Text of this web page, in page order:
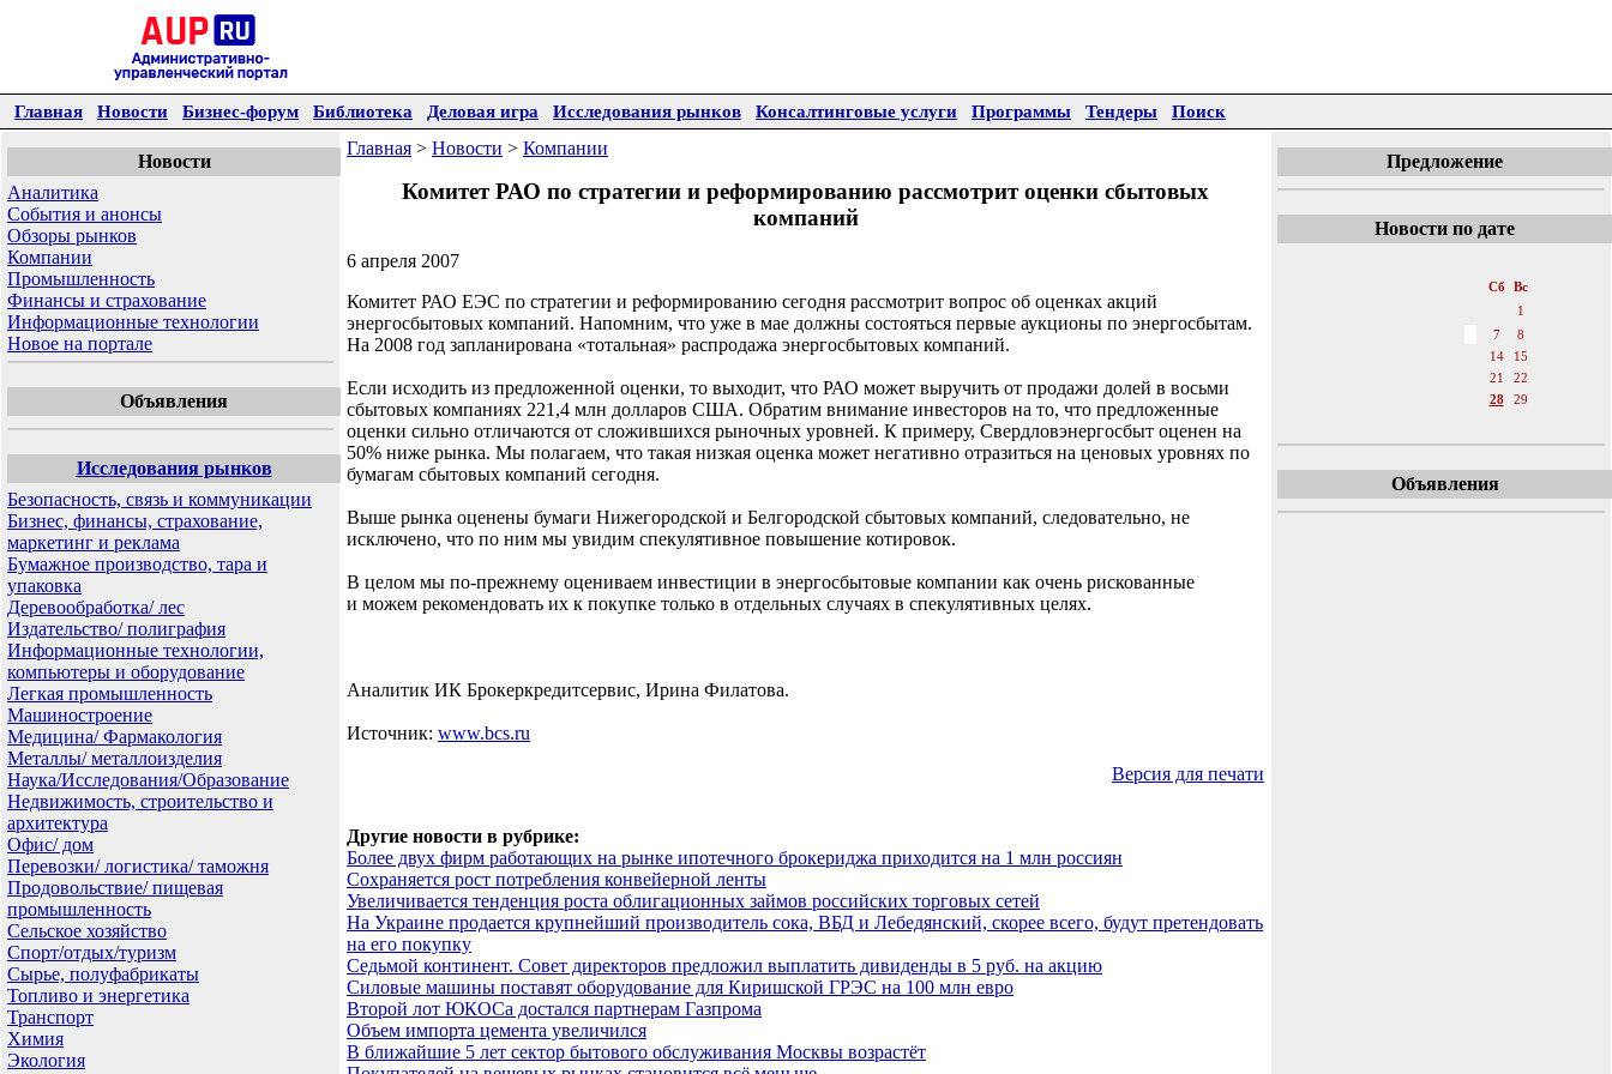
Главная Новости Бизнес-форум Библиотека Деловая игра Исследования рынков Консалтинговые услуги Программы Тендеры Поиск
Новости
Аналитика
События и анонсы
Обзоры рынков
Компании
Промышленность
Финансы и страхование
Информационные технологии
Новое на портале
Объявления
Исследования рынков
Безопасность, связь и коммуникации
Бизнес, финансы, страхование,
маркетинг и реклама
Бумажное производство, тара и
упаковка
Деревообработка/ лес
Издательство/ полиграфия
Информационные технологии,
компьютеры и оборудование
Легкая промышленность
Машиностроение
Медицина/ Фармакология
Металлы/ металлоизделия
Наука/Исследования/Образование
Недвижимость, строительство и
архитектура
Офис/ дом
Перевозки/ логистика/ таможня
Продовольствие/ пищевая
промышленность
Сельское хозяйство
Спорт/отдых/туризм
Сырье, полуфабрикаты
Топливо и энергетика
Транспорт
Химия
Экология
Главная > Новости > Компании
Комитет РАО по стратегии и реформированию рассмотрит оценки сбытовых
компаний
6 апреля 2007
Комитет РАО ЕЭС по стратегии и реформированию сегодня рассмотрит вопрос об оценках акций
энергосбытовых компаний. Напомним, что уже в мае должны состояться первые аукционы по энергосбытам.
На 2008 год запланирована «тотальная» распродажа энергосбытовых компаний.
Если исходить из предложенной оценки, то выходит, что РАО может выручить от продажи долей в восьми
сбытовых компаниях 221,4 млн долларов США. Обратим внимание инвесторов на то, что предложенные
оценки сильно отличаются от сложившихся рыночных уровней. К примеру, Свердловэнергосбыт оценен на
50% ниже рынка. Мы полагаем, что такая низкая оценка может негативно отразиться на ценовых уровнях по
бумагам сбытовых компаний сегодня.
Выше рынка оценены бумаги Нижегородской и Белгородской сбытовых компаний, следовательно, не
исключено, что по ним мы увидим спекулятивное повышение котировок.
В целом мы по-прежнему оцениваем инвестиции в энергосбытовые компании как очень рискованные
и можем рекомендовать их к покупке только в отдельных случаях в спекулятивных целях.
Аналитик ИК Брокеркредитсервис, Ирина Филатова.
Источник: www.bcs.ru
Версия для печати
Другие новости в рубрике:
Более двух фирм работающих на рынке ипотечного брокериджа приходится на 1 млн россиян
Сохраняется рост потребления конвейерной ленты
Увеличивается тенденция роста облигационных займов российских торговых сетей
На Украине продается крупнейший производитель сока, ВБД и Лебедянский, скорее всего, будут претендовать
на его покупку
Седьмой континент. Совет директоров предложил выплатить дивиденды в 5 руб. на акцию
Силовые машины поставят оборудование для Киришской ГРЭС на 100 млн евро
Второй лот ЮКОСа достался партнерам Газпрома
Объем импорта цемента увеличился
В ближайшие 5 лет сектор бытового обслуживания Москвы возрастёт
Предложение
Новости по дате
Сб
Вс
1
7
8
14
15
21
22
28
29
Объявления